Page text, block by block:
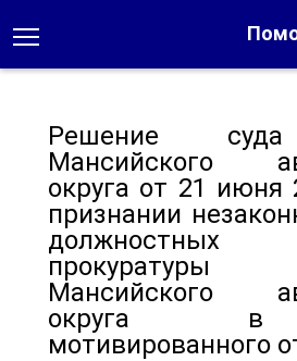
Решение
Мансийского
округа от 21 июня
признании
Мансийского
округа
мотивированного